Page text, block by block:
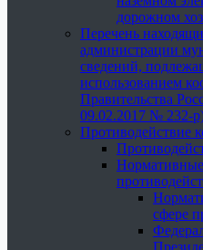
дорожном
Перечень
администрации
сведений,
использованием
Правительства
09.02.2017 № 232-
Противодействие
сфере